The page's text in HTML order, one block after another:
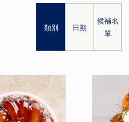
類別 日期
候補名
單